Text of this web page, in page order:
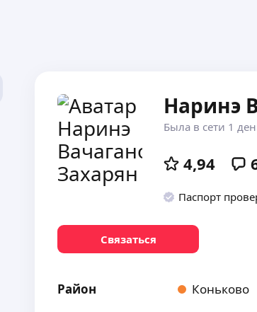
Наринэ
Была в сети 1
4,94
Паспорт
Связаться
Район Коньково